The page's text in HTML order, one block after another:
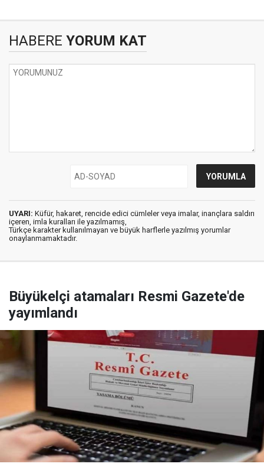
HABERE YORUM KAT
UYARI: Küfür, hakaret, rencide edici cümleler veya imalar, inançlara saldırı
içeren, imla kuralları ile yazılmamış,
Türkçe karakter kullanılmayan ve büyük harflerle yazılmış yorumlar
onaylanmamaktadır.
Büyükelçi atamaları Resmi Gazete'de
yayımlandı